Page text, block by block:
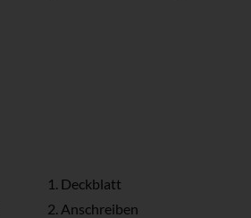
1. Deckblatt
2. Anschreiben